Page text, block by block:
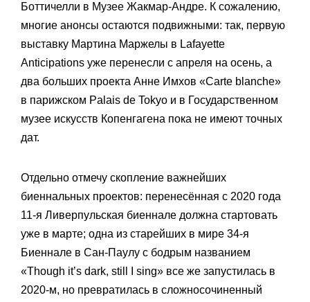
Боттичелли в Музее Жакмар-Андре. К сожалению,
многие анонсы остаются подвижными: так, первую
выставку Мартина Маржелы в Lafayette
Anticipations уже перенесли с апреля на осень, а
два больших проекта Анне Имхов «Carte blanche»
в парижском Palais de Tokyo и в Государственном
музее искусств Копенгагена пока не имеют точных
дат.
Отдельно отмечу скопление важнейших
биеннальных проектов: перенесённая с 2020 года
11-я Ливерпульская биеннале должна стартовать
уже в марте; одна из старейших в мире 34-я
Биеннале в Сан-Паулу с бодрым названием
«Though it’s dark, still I sing» все же запустилась в
2020-м, но превратилась в сложносочиненный